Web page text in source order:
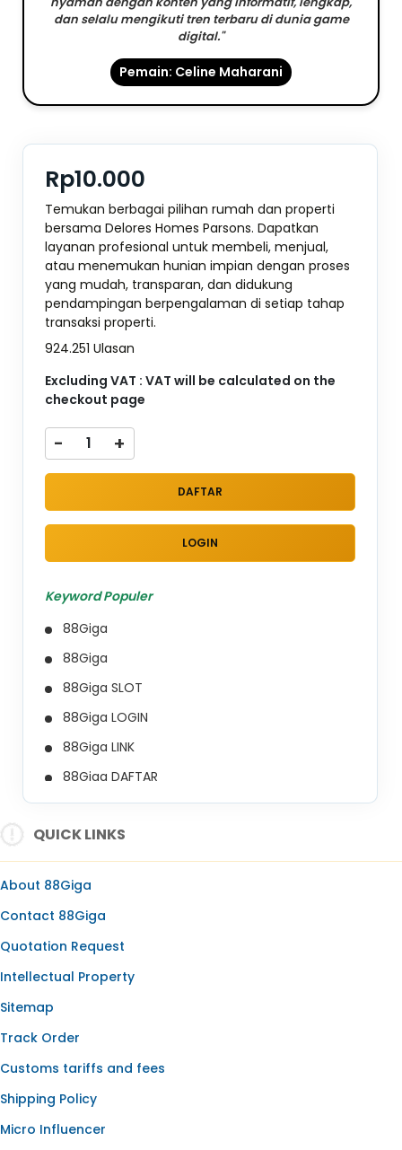
dan selalu mengikuti tren terbaru di dunia game
digital."
Pemain: Celine Maharani
Rp10.000
Temukan berbagai pilihan rumah dan properti
bersama Delores Homes Parsons. Dapatkan
layanan profesional untuk membeli, menjual,
atau menemukan hunian impian dengan proses
yang mudah, transparan, dan didukung
pendampingan berpengalaman di setiap tahap
transaksi properti.
924.251 Ulasan
Excluding VAT : VAT will be calculated on the
checkout page
- +
DAFTAR
LOGIN
Keyword Populer
88Giga
88Giga
88Giga SLOT
88Giga LOGIN
88Giga LINK
88Giga DAFTAR
SLOT ONLINE
SLOT GACOR
SLOT GACOR HARI INI
SLOT OLYMPUS
BANDAR SLOT
SLOT RESMI
SLOT88
QUICK LINKS
About 88Giga
Contact 88Giga
Quotation Request
Intellectual Property
Sitemap
Track Order
Customs tariffs and fees
Shipping Policy
Micro Influencer